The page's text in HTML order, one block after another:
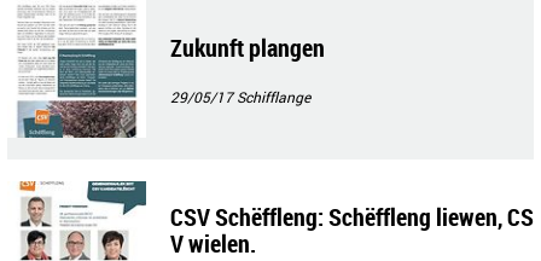
Zukunft plangen
29/05/17Schifflange
CSV Schëffleng: Schëffleng liewen, CS
V wielen.